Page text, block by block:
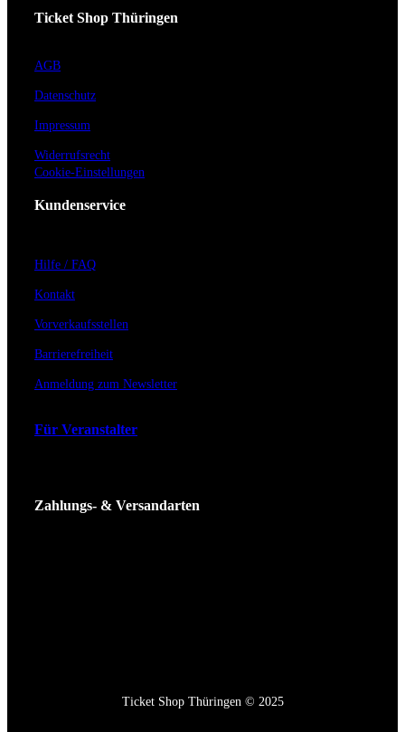
Ticket Shop Thüringen
AGB
Datenschutz
Impressum
Widerrufsrecht
Cookie-Einstellungen
Kundenservice
Hilfe / FAQ
Kontakt
Vorverkaufsstellen
Barrierefreiheit
Anmeldung zum Newsletter
Für Veranstalter
Zahlungs- & Versandarten
Ticket Shop Thüringen © 2025